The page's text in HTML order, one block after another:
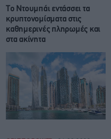
Το Ντουμπάι εντάσσει τα
κρυπτονομίσματα στις
καθημερινές πληρωμές και
στα ακίνητα